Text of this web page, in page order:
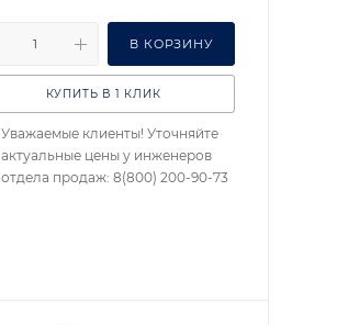
В КОРЗИНУ
КУПИТЬ В 1 КЛИК
Уважаемые клиенты! Уточняйте
актуальные цены у инженеров
отдела продаж: 8(800) 200-90-73